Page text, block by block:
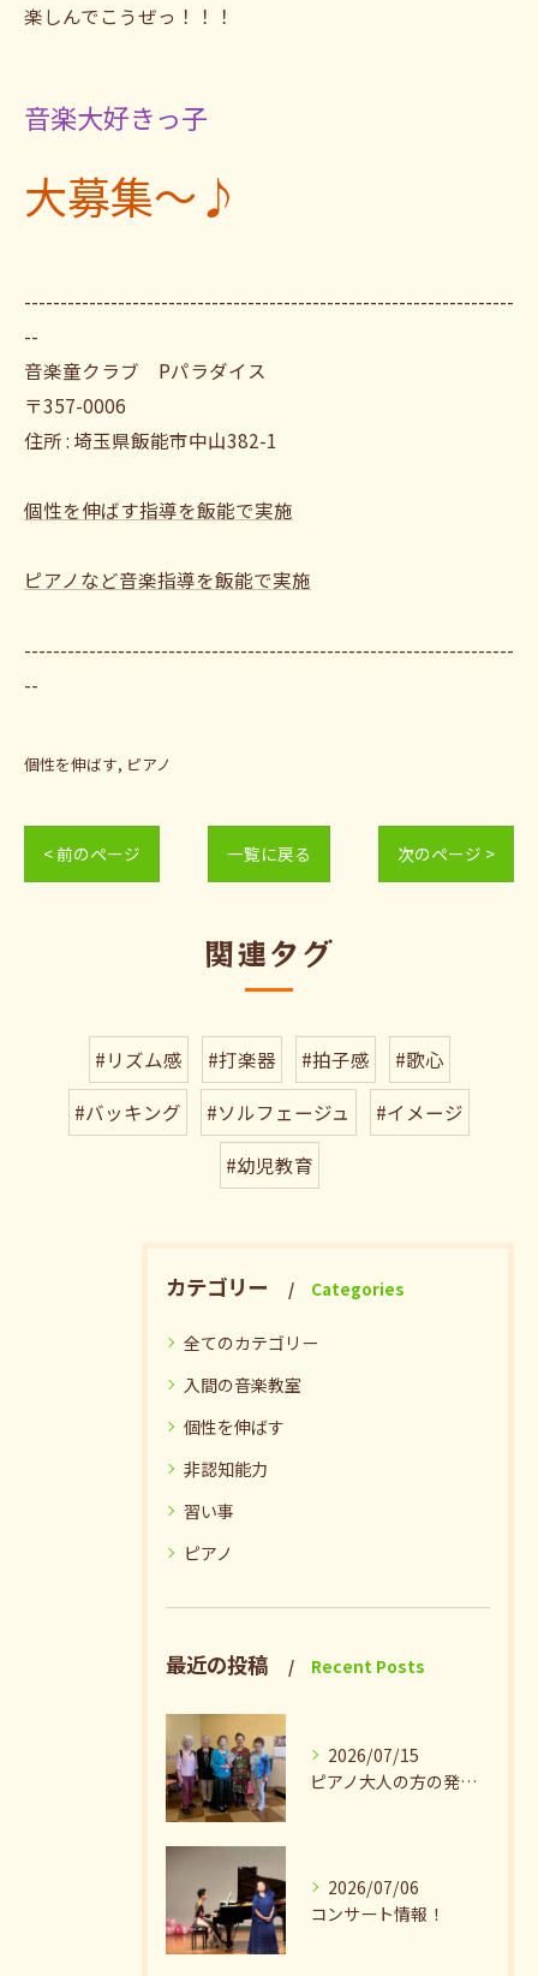
楽しんでこうぜっ！！！
音楽大好きっ子
大募集〜♪
--------------------------------------------------------------------
--
音楽童クラブ Pパラダイス
〒357-0006
住所 : 埼玉県飯能市中山382-1
個性を伸ばす指導を飯能で実施
ピアノなど音楽指導を飯能で実施
--------------------------------------------------------------------
--
個性を伸ばす ピアノ
< 前のページ 一覧に戻る 次のページ >
関連タグ
#リズム感 #打楽器 #拍子感
#歌心
#バッキング
#ソルフェージュ
#イメージ
#幼児教育
カテゴリー Categories
全てのカテゴリー
入間の音楽教室
個性を伸ばす
非認知能力
習い事
ピアノ
最近の投稿 Recent Posts
2026/07/15
ピアノ大人の方の発表会兼ねたお茶会🎵
2026/07/06
コンサート情報！